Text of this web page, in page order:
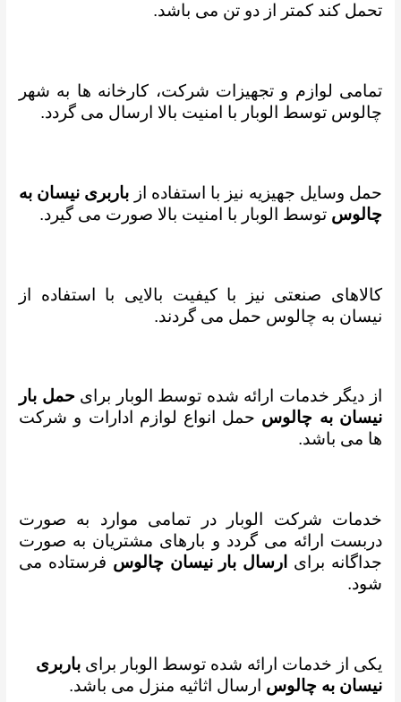
تحمل کند کمتر از دو تن می باشد.
تمامی لوازم و تجهیزات شرکت، کارخانه ها به شهر
چالوس توسط الوبار با امنیت بالا ارسال می گردد.
حمل وسایل جهیزیه نیز با استفاده از باربری نیسان به
چالوس توسط الوبار با امنیت بالا صورت می گیرد.
کالاهای صنعتی نیز با کیفیت بالایی با استفاده از
نیسان به چالوس حمل می گردند.
از دیگر خدمات ارائه شده توسط الوبار برایحمل بار
نیسان به چالوس حمل انواع لوازم ادارات و شرکت
ها می باشد.
خدمات شرکت الوبار در تمامی موارد به صورت
دربست ارائه می گردد و بارهای مشتریان به صورت
جداگانه برای
ارسال بار نیسان چالوس فرستاده می
شود.
یکی از خدمات ارائه شده توسط الوبار برایباربری
نیسان به چالوس ارسال اثاثیه منزل می باشد.